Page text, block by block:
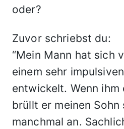
oder?
Zuvor schriebst du:
“Mein Mann hat sich
einem sehr
entwickelt. Wenn
brüllt er meinen
manchmal an.